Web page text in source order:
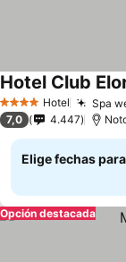
4 EstrellasHotel Spa
Hotel Club
7,0 4.447
Elige fechas
Opción destacada